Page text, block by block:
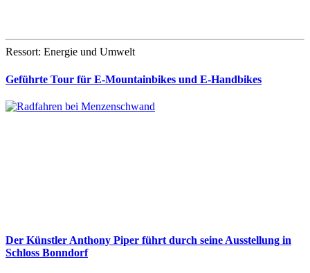
Ressort: Energie und Umwelt
Geführte Tour für E-Mountainbikes und E-Handbikes
Der Künstler Anthony Piper führt durch seine Ausstellung in
Schloss Bonndorf